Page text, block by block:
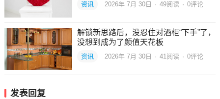
资讯 2026年 7月 30日 · 49阅读 · 0评论
解锁新思路后，没忍住对酒柜“下手”了，
没想到成为了颜值天花板
资讯 2026年 7月 30日 · 41阅读 · 0评论
发表回复